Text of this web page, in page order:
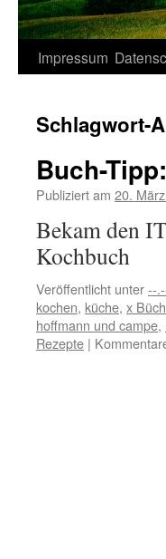
Zum
springen
Impressum
Schlagwort-
Buch-
Publiziert am 20.
Bekam den
Kochbuch
Veröffentlicht unter--
kochen, küche, x
hoffmann und campe,
Rezepte |